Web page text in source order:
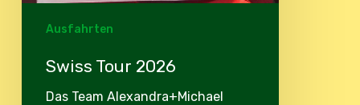
Ausfahrten
Swiss Tour 2026
Das Team Alexandra+Michael